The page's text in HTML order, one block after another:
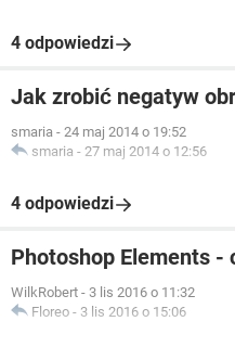
4 odpowiedzi
Jak zrobić negatyw
smaria - 24 maj 2014 o 19:52
smaria - 27 maj 2014 o 12:56
4 odpowiedzi
Photoshop Elements -
WilkRobert - 3 lis 2016 o 11:32
Floreo - 3 lis 2016 o 15:06